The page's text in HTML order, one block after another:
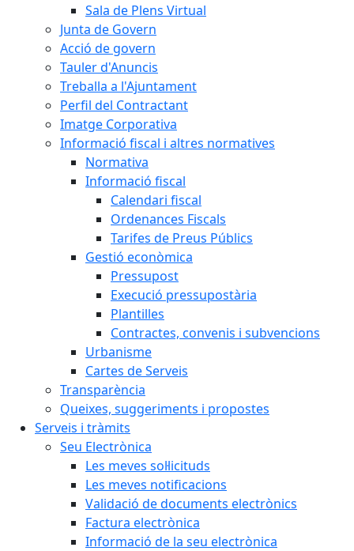
Sala de Plens Virtual
Junta de Govern
Acció de govern
Tauler d'Anuncis
Treballa a l'Ajuntament
Perfil del Contractant
Imatge Corporativa
Informació fiscal i altres normatives
Normativa
Informació fiscal
Calendari fiscal
Ordenances Fiscals
Tarifes de Preus Públics
Gestió econòmica
Pressupost
Execució pressupostària
Plantilles
Contractes, convenis i subvencions
Urbanisme
Cartes de Serveis
Transparència
Queixes, suggeriments i propostes
Serveis i tràmits
Seu Electrònica
Les meves sol·licituds
Les meves notificacions
Validació de documents electrònics
Factura electrònica
Informació de la seu electrònica